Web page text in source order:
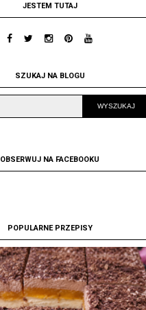
JESTEM TUTAJ
SZUKAJ NA BLOGU
OBSERWUJ NA FACEBOOKU
POPULARNE PRZEPISY